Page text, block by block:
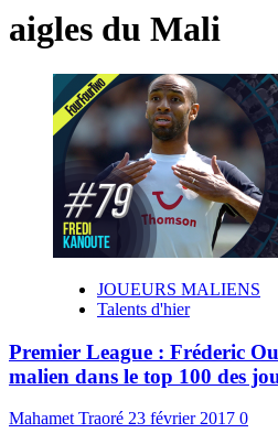
aigles du Mali
JOUEURS MALIENS
Talents d'hier
Premier League : Fréderic
malien dans le top 100 des
Mahamet Traoré 23 février 2017 0